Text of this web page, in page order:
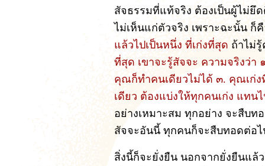
สัจธรรมที่แท้จริง ต้องเป็นผู้ไม่ยึ
ไม่เห็นแก่ตัวจริง เพราะฉะนั้น ก็
แล้วไปเป็นหนึ่ง ที่เก่งที่สุด ถ้าไม่
ที่สุด เขาจะรู้สัจจะ ความจริงว่
คุณก็ทำคนเดียวไม่ได้ ๓. คุณเก่
เดียว ต้องแบ่งให้ทุกคนเก่ง แทน
อย่างเหมาะสม ทุกอย่าง จะสืบ
สัจจะอันนี้ ทุกคนก็จะสืบทอดต่อ
สิ่งนี้ก็จะยั่งยืน นอกจากยั่งยืนแล้